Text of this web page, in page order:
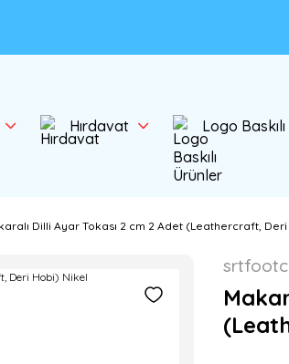
Hırdavat Logo
Dilli Ayar Tokası 2 cm 2 Adet (Leathercraft,